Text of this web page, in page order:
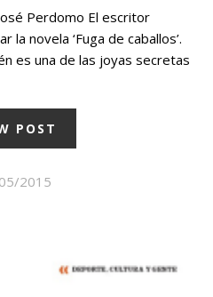
Perdomo El escritor
la novela ‘Fuga de caballos’.
es una de las joyas secretas
POST
2015